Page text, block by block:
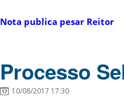
Nota publica pesar Reitor
Processo
10/08/2017 17:30